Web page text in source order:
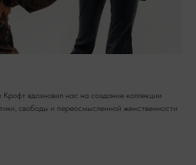
вдохновил нас на создание коллекции
свободы и переосмысленной женственности